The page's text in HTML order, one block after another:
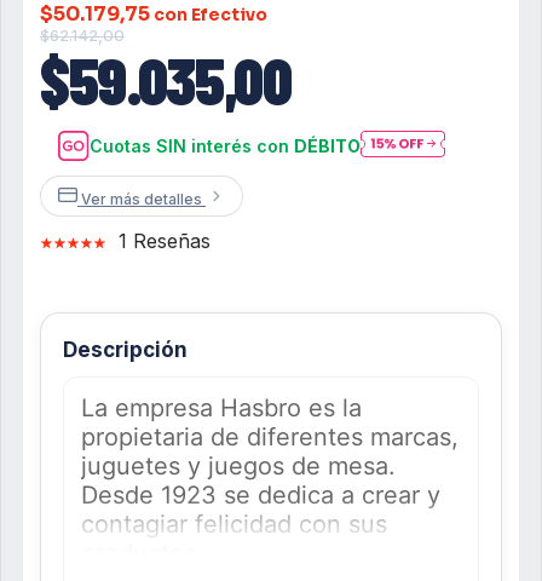
$59.035,00
$62.142,00
$50.179,75 con Efectivo
Cuotas SIN interés con DÉBITO
Ver más detalles
1 Reseñas
Descripción
La empresa Hasbro es la
propietaria de diferentes marcas,
juguetes y juegos de mesa.
Desde 1923 se dedica a crear y
contagiar felicidad con sus